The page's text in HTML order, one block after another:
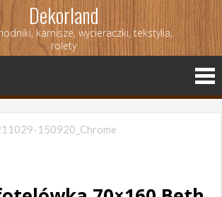
Dekorland
karnisze, wycieraczki, tekstylia,
rolety